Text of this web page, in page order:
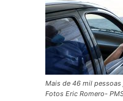
Mais de 46 mil
Fotos Eric Romero-